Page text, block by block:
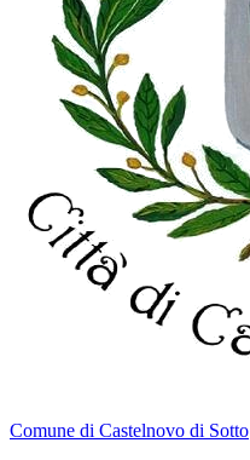
Comune di Castelnovo di Sotto